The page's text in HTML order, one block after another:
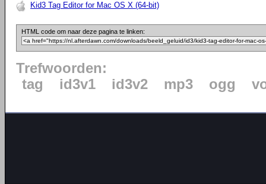
Kid3 Tag Editor for Mac OS X (64-bit)
HTML code om naar deze pagina te linken:
Trefwoorden:
tag
id3v1 id3v2 mp3 ogg